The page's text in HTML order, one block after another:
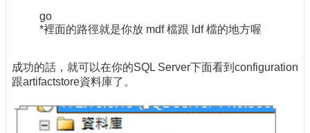
go
*裡面的路徑就是你放 mdf 檔跟 ldf 檔的地方喔
成功的話，就可以在你的SQL Server下面看到configuration
跟artifactstore資料庫了。